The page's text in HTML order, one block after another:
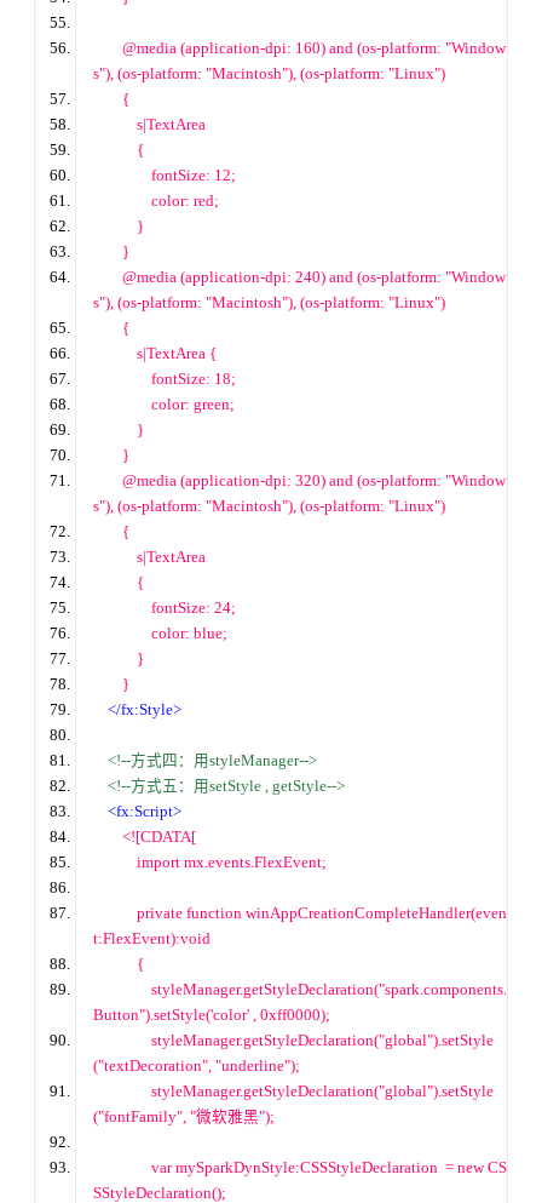
        @media (application
-dpi: 160) and (os-platform: "Window
s"), (os-platform: "Macintosh"), (os-platform: "Linux")
        {
            s
TextArea
            {
                fontSize:
12;
                color: red;
            }
        }
        @media (application
-dpi: 240) and (os-platform: "Window
s"), (os-platform: "Macintosh"), (os-platform: "Linux")
        {
            s
TextArea {
                fontSize:
18;
                color: green;
            }
        }
        @media (application
-dpi: 320) and (os-platform: "Window
s"), (os-platform: "Macintosh"), (os-platform: "Linux")
        {
            s
TextArea
            {
                fontSize:
24;
                color: blue;
            }
        }
</fx:Style>
<!--方式四：用styleManager-->
<!--方式五：用setStyle , getStyle-->
<fx:Script>
        <!
[CDATA[
import mx.events.FlexEvent;
private function winAppCreationCompleteHandler(even
t:FlexEvent):void
            {
                styleManager.getStyleDeclaration(
"spark.components.
Button").setStyle('color' , 0xff0000);
                styleManager.getStyleDeclaration(
"global").setStyle
("textDecoration", "underline");
                styleManager.getStyleDeclaration(
"global").setStyle
("fontFamily", "微软雅黑");
var mySparkDynStyle:CSSStyleDeclaration  = new CS
SStyleDeclaration();